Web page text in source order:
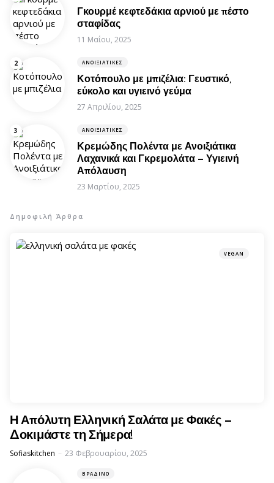
Γκουρμέ κεφτεδάκια αρνιού με πέστο
σταφίδας
11 Μαΐου, 2025
ΑΝΟΙΞΙΆΤΙΚΕΣ
Κοτόπουλο με μπιζέλια: Γευστικό,
εύκολο και υγιεινό γεύμα
27 Απριλίου, 2025
ΑΝΟΙΞΙΆΤΙΚΕΣ
Κρεμώδης Πολέντα με Ανοιξιάτικα
Λαχανικά και Γκρεμολάτα – Υγιεινή
Απόλαυση
23 Μαρτίου, 2025
Δημοφιλή Άρθρα
VEGAN
Η Απόλυτη Ελληνική Σαλάτα με Φακές –
Δοκιμάστε τη Σήμερα!
Posted
Sofiaskitchen 23 Φεβρουαρίου, 2025
ΒΡΑΔΙΝΌ